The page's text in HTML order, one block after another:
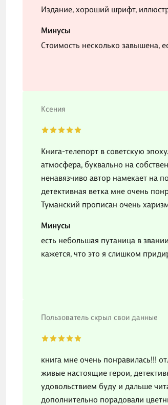
Издание, хороший шрифт,
Минусы
Стоимость несколько завышена,
Ксения
Книга-телепорт в советскую
атмосфера, буквально на
ненавязчиво автор намекает на
детективная ветка мне очень
Туманский прописан очень
Минусы
есть небольшая путаница в
кажется, что это я слишком
Пользователь скрыл свои данные
книга мне очень понравилась!!!
живые настоящие герои,
удовольствием буду и дальше
дополнительно порадовали